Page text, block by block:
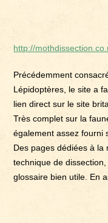
http://
Précédemment
Lépidoptères, le site a
lien direct sur le site
Très complet sur la
également assez fourni
Des pages dédiées à la
technique de
glossaire bien utile. En